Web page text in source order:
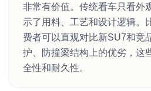
非常有价值。传统看车只看外
示了用料、工艺和设计逻辑。
费者可以直观对比新SU7和竞
护、防撞梁结构上的优劣，这
全性和耐久性。